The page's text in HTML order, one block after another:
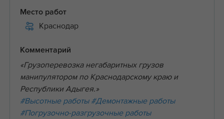
Место работ
Краснодар
Комментарий
«Грузоперевозка негабаритных грузов
манипулятором по Краснодарскому краю и
Республики Адыгея.»
#Высотные работы #Демонтажные работы
#Погрузочно-разгрузочные работы